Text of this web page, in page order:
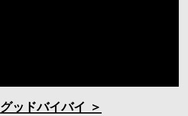
グッドバイバイ